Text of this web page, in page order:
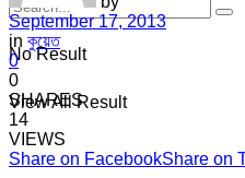
No Result
View All Result
September 17, 2013
in কুয়েত
0
0
SHARES
14
VIEWS
Share on FacebookShare on